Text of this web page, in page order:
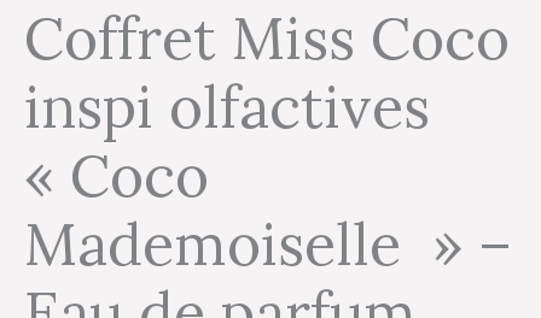
Coffret Miss Coco
inspi olfactives
« Coco
Mademoiselle » –